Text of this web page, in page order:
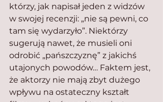
którzy, jak napisał jeden z widzów
w swojej recenzji: „nie są pewni, co
tam się wydarzyło”. Niektórzy
sugerują nawet, że musieli oni
odrobić „pańszczyznę” z jakichś
utajonych powodów… Faktem jest,
że aktorzy nie mają zbyt dużego
wpływu na ostateczny kształt